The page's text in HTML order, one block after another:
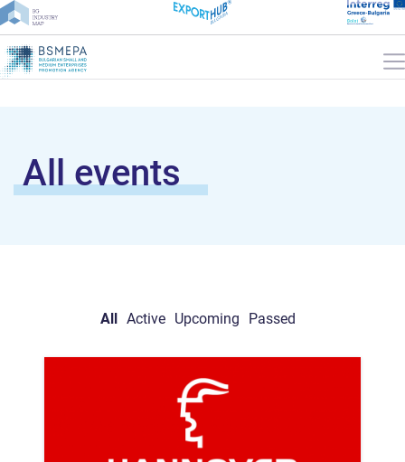
All events
All Active Upcoming Passed